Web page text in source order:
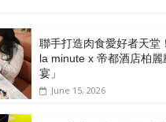
聯手打造肉食愛好者天堂
la minute x 帝都酒店柏
宴」
June 15, 2026